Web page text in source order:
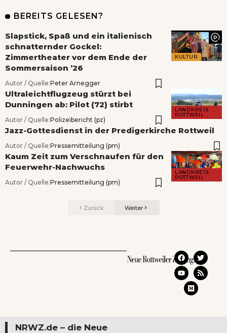
BEREITS GELESEN?
KULTUR
Slapstick, Spaß und ein italienisch
schnatternder Gockel:
Zimmertheater vor dem Ende der
Sommersaison ’26
Autor / Quelle:Peter Arnegger
LANDKREIS
ROTTWEIL
Ultraleichtflugzeug stürzt bei
Dunningen ab: Pilot (72) stirbt
Autor / Quelle:Polizeibericht (pz)
Jazz-Gottesdienst in der Predigerkirche Rottweil
Autor / Quelle:Pressemitteilung (pm)
LANDKREIS
ROTTWEIL
Kaum Zeit zum Verschnaufen für den
Feuerwehr-Nachwuchs
Autor / Quelle:Pressemitteilung (pm)
Zurück Weiter
NRWZ.de – die Neue